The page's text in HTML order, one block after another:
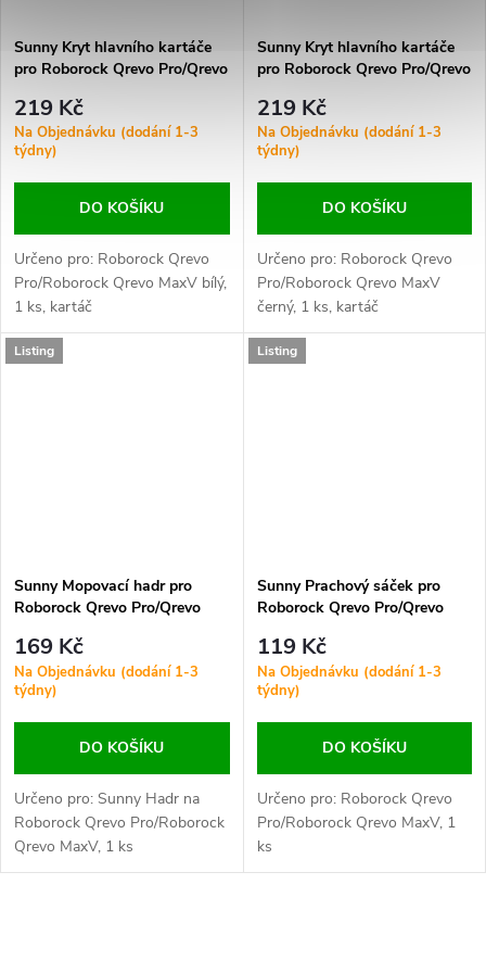
Sunny Kryt hlavního kartáče
pro Roborock Qrevo Pro/Qrevo
219 Kč
Na Objednávku (dodání 1-3
týdny)
DO KOŠÍKU
Určeno pro: Roborock Qrevo
Pro/Roborock Qrevo MaxV bílý,
1 ks, kartáč
Sunny Kryt hlavního kartáče
pro Roborock Qrevo Pro/Qrevo
219 Kč
Na Objednávku (dodání 1-3
týdny)
DO KOŠÍKU
Určeno pro: Roborock Qrevo
Pro/Roborock Qrevo MaxV
černý, 1 ks, kartáč
Listing
Sunny Mopovací hadr pro
Roborock Qrevo Pro/Qrevo
169 Kč
Na Objednávku (dodání 1-3
týdny)
DO KOŠÍKU
Určeno pro: Sunny Hadr na
Roborock Qrevo Pro/Roborock
Qrevo MaxV, 1 ks
Listing
Sunny Prachový sáček pro
Roborock Qrevo Pro/Qrevo
119 Kč
Na Objednávku (dodání 1-3
týdny)
DO KOŠÍKU
Určeno pro: Roborock Qrevo
Pro/Roborock Qrevo MaxV, 1
ks